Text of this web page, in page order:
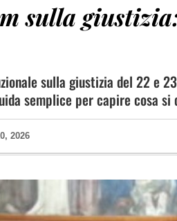
sulla
sulla giustizia del 22 e
semplice per capire cosa
2026